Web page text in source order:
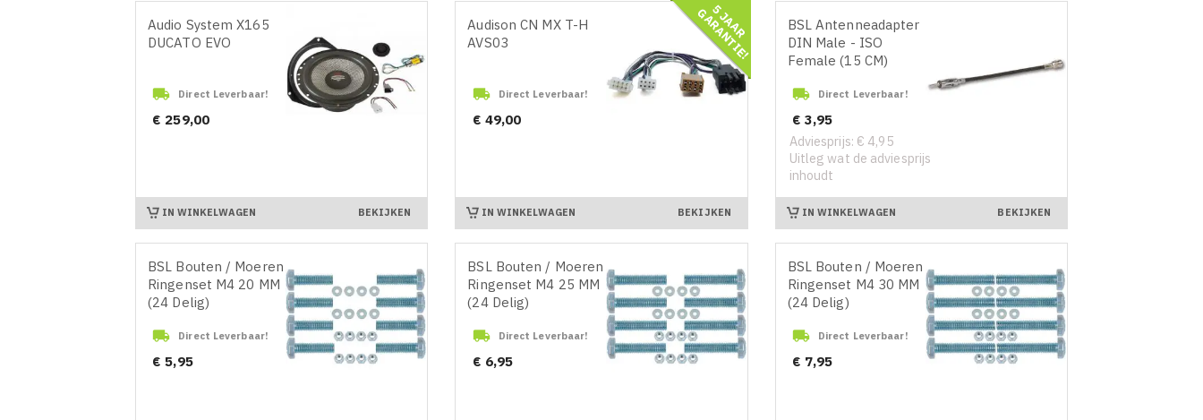
Audio System X165
DUCATO EVO
 Direct Leverbaar!
Prijs
€ 259,00
IN WINKELWAGEN BEKIJKEN
Audison CN MX T-H
AVS03
 Direct Leverbaar!
Prijs
€ 49,00
N
I
E
U
W
P
R
O
D
U
C
T
5
J
A
A
R
G
A
R
A
N
T
I
E
!
IN WINKELWAGEN BEKIJKEN
BSL Antenneadapter
DIN Male - ISO
Female (15 CM)
 Direct Leverbaar!
Prijs
€ 3,95
Adviesprijs: € 4,95
Uitleg wat de adviesprijs
inhoudt
IN WINKELWAGEN BEKIJKEN
BSL Bouten / Moeren /
Ringenset M4 20 MM
(24 Delig)
 Direct Leverbaar!
Prijs
€ 5,95
BSL Bouten / Moeren /
Ringenset M4 25 MM
(24 Delig)
 Direct Leverbaar!
Prijs
€ 6,95
BSL Bouten / Moeren /
Ringenset M4 30 MM
(24 Delig)
 Direct Leverbaar!
Prijs
€ 7,95